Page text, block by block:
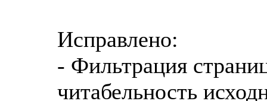
Исправлено:
- Фильтрация
читабельность